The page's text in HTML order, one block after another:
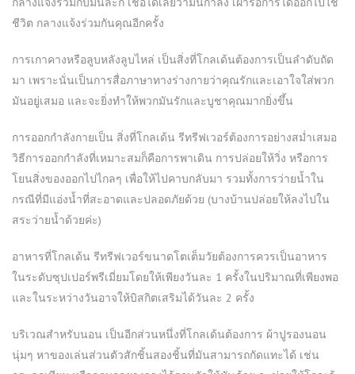
ชีวิต กลางแจ้งร่วมกันคุณอีกครั้ง
การเกาคางหรือลูบหลังลูบไหล่ เป็นสิ่งที่โกลเด้นต้องการเป็นลำดับถัด
มา เพราะนั่นเป็นการสื่อภาษาทางร่างกายว่าคุณรักและเอาใจใส่พวก
มันอยู่เสมอ และจะยิ่งทำให้พวกมันรักและบูชาคุณมากยิ่งขึ้น
การออกกำลังกายเป็น สิ่งที่โกลเด้น รีทรีฟเวอร์ต้องการอย่างสม่ำเสมอ
วิธีการออกกำลังที่เหมาะสมก็คือการพาเดิน การปล่อยให้วิ่ง หรือการ
โยนสิ่งของออกไปไกลๆ เพื่อให้ไปคาบกลับมา รวมทั้งการว่ายน้ำใน
กรณีที่มีแอ่งน้ำที่สะอาดและปลอดภัยด้วย (บางบ้านปล่อยให้ลงไปใน
สระว่ายน้ำด้วยค่ะ)
อาหารที่โกลเด้น รีทรีฟเวอร์ขนาดโตเต็มวัยต้องการควรเป็นอาหาร
ในระดับซุปเปอร์พรีเมี่ยมโดยให้เพียงวันละ 1 ครั้งในปริมาณที่เพียงพอ
และในระหว่างวันอาจให้บิสกิตเสริมได้วันละ 2 ครั้ง
บริเวณสำหรับนอน เป็นอีกส่วนหนึ่งที่โกลเด้นต้องการ ผ้าปูรองนอน
นุ่มๆ หาของเล่นส่วนตัวสักชิ้นสองชิ้นที่มันสามารถกัดแทะได้ เช่น